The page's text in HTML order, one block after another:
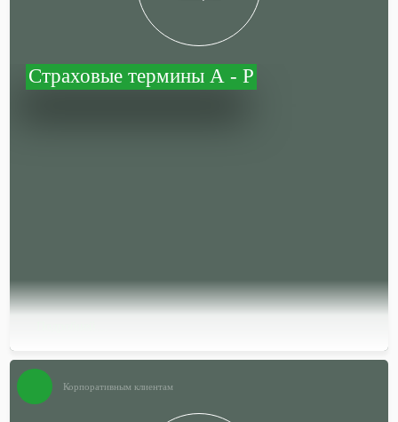
Страховые термины А - Р
Корпоративным клиентам